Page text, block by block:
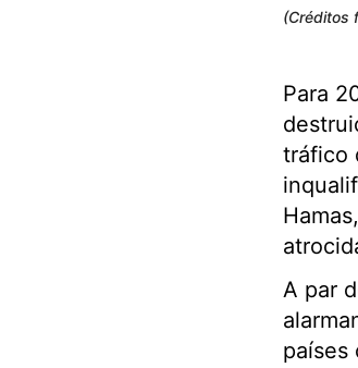
(Créditos
Para
tráfico
A par
países